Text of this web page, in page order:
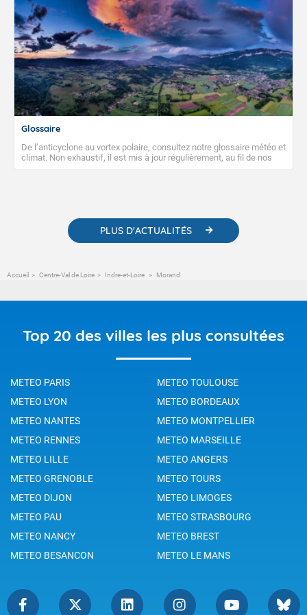
Glossaire
De l’anticyclone au vortex polaire, consultez notre glossaire météo et
climat. Non exhaustif, il est mis à jour régulièrement, au fil de nos
publications. Vous y trouverez également des liens utiles vers nos
PLUS D'ACTUALITÉS
Accueil Centre-Val de Loire Indre-et-Loire Morand
Top 20 des villes les plus consultées
METEO PARIS
METEO TOULOUSE
METEO LYON
METEO BORDEAUX
METEO NANTES
METEO MONTPELLIER
METEO RENNES
METEO MARSEILLE
METEO LILLE
METEO ANGERS
METEO GRENOBLE
METEO TOURS
METEO DIJON
METEO LIMOGES
METEO PAU
METEO STRASBOURG
METEO NANCY
METEO BREST
METEO BESANCON
METEO LE MANS